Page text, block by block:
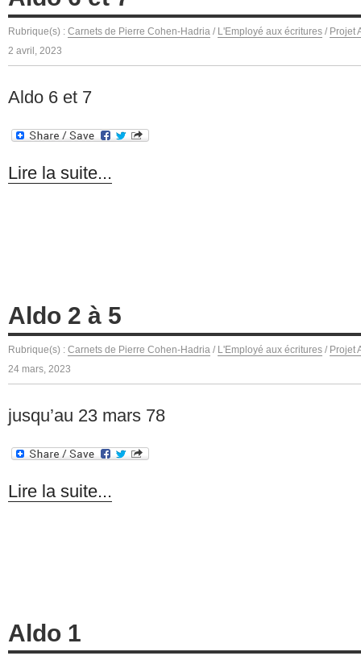
Rubrique(s) : Carnets de Pierre Cohen-Hadria / L'Employé aux écritures / Projet
2 avril, 2023
Aldo 6 et 7
Lire la suite...
Aldo 2 à 5
Rubrique(s) : Carnets de Pierre Cohen-Hadria / L'Employé aux écritures / Projet
24 mars, 2023
jusqu’au 23 mars 78
Lire la suite...
Aldo 1